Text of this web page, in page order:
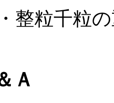
整粒千粒
Ａ